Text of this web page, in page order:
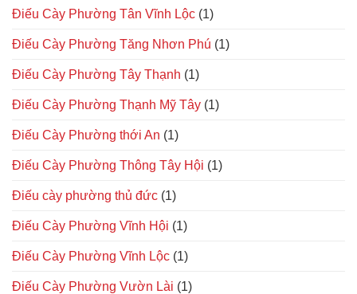
Điếu Cày Phường Tân Vĩnh Lộc (1)
Điếu Cày Phường Tăng Nhơn Phú (1)
Điếu Cày Phường Tây Thạnh (1)
Điếu Cày Phường Thạnh Mỹ Tây (1)
Điếu Cày Phường thới An (1)
Điếu Cày Phường Thông Tây Hội (1)
Điếu cày phường thủ đức (1)
Điếu Cày Phường Vĩnh Hội (1)
Điếu Cày Phường Vĩnh Lộc (1)
Điếu Cày Phường Vườn Lài (1)